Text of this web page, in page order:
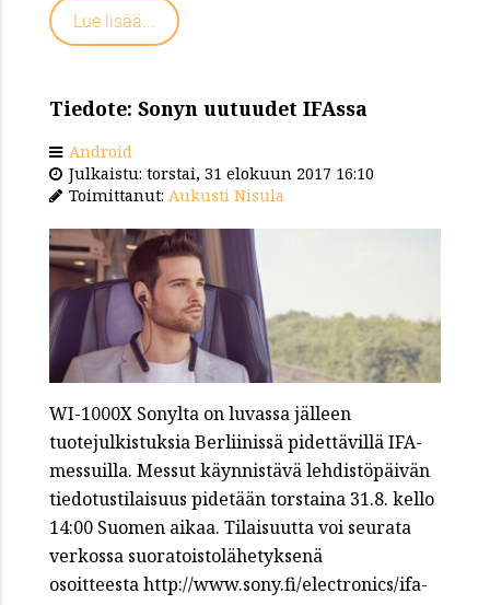
Lue lisää...
Tiedote: Sonyn uutuudet IFAssa
Android
Julkaistu: torstai, 31 elokuun 2017 16:10
Toimittanut: Aukusti Nisula
WI-1000X Sonylta on luvassa jälleen
tuotejulkistuksia Berliinissä pidettävillä IFA-
messuilla. Messut käynnistävä lehdistöpäivän
tiedotustilaisuus pidetään torstaina 31.8. kello
14:00 Suomen aikaa. Tilaisuutta voi seurata
verkossa suoratoistolähetyksenä
osoitteesta http://www.sony.fi/electronics/ifa-